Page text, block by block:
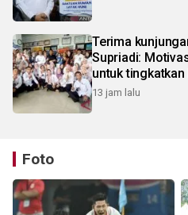
Terima
Supriadi:
untuk tingkatkan
13 jam lalu
Foto